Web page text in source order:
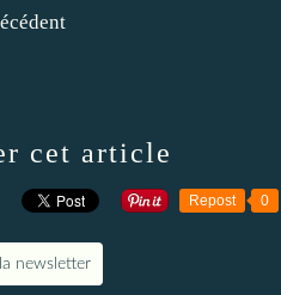
cet article
Repost 0
newsletter